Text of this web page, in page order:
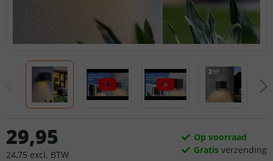
29,95
24,75 excl. BTW
Op voorraad
Gratis verzending